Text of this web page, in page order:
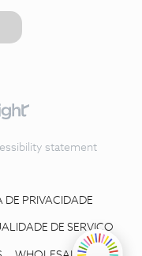
statement
DE PRIVACIDADE
DE SERVIÇO